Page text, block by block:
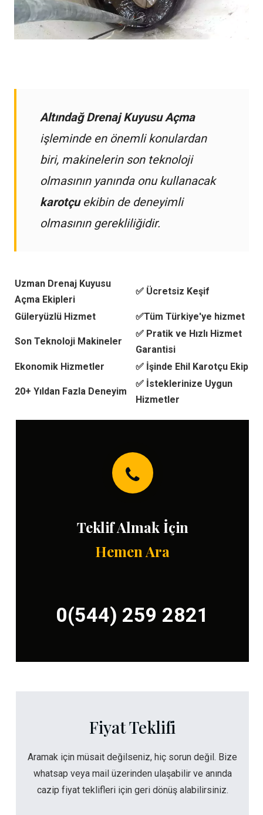
Altındağ Drenaj Kuyusu Açma
işleminde en önemli konulardan
biri, makinelerin son teknoloji
olmasının yanında onu kullanacak
karotçuekibin de deneyimli
olmasının gerekliliğidir.
Uzman Drenaj Kuyusu
Açma Ekipleri
✅ Ücretsiz Keşif
Güleryüzlü Hizmet ✅Tüm Türkiye'ye hizmet
Son Teknoloji Makineler
✅ Pratik ve Hızlı Hizmet
Garantisi
Ekonomik Hizmetler
✅ İşinde Ehil Karotçu Ekip
20+ Yıldan Fazla Deneyim
✅ İsteklerinize Uygun
Hizmetler
Teklif Almak İçin
Hemen Ara
0(544) 259 2821
Fiyat Teklifi
Aramak için müsait değilseniz, hiç sorun değil. Bize
whatsap veya mail üzerinden ulaşabilir ve anında
cazip fiyat teklifleri için geri dönüş alabilirsiniz.